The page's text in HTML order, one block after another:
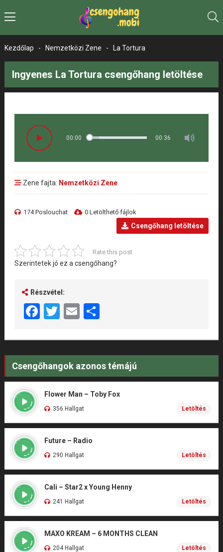
Kezdőlap - Nemzetközi Zene - La Tortura
Ingyenes La Tortura csengőhang letöltése
00:00 00:36
Zene fajta: Nemzetközi Zene
174 Poslouchat 0 Letölthető fájlok
Csengőhang letöltése
Rate this post
Szerintetek jó ez a csengőhang?
Részvétel:
Facebook
Twitter
EmailShare
Csengőhangok azonos témájú
Flower Man – Toby Fox
356 Hallgat Letöltés
Future – Radio
290 Hallgat Letöltés
Cali – Star2 x Young Henny
241 Hallgat Letöltés
MAXO KREAM – 6 MONTHS CLEAN
204 Hallgat Letöltés